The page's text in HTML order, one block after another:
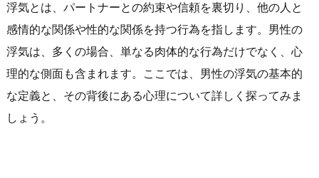
浮気とは、パートナーとの約束や信頼を裏切り、他の人と
感情的な関係や性的な関係を持つ行為を指します。男性の
浮気は、多くの場合、単なる肉体的な行為だけでなく、心
理的な側面も含まれます。ここでは、男性の浮気の基本的
な定義と、その背後にある心理について詳しく探ってみま
しょう。